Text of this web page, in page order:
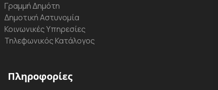
Γραμμή Δημότη
Δημοτική Αστυνομία
Κοινωνικές Υπηρεσίες
Τηλεφωνικός Κατάλογος
Πληροφορίες